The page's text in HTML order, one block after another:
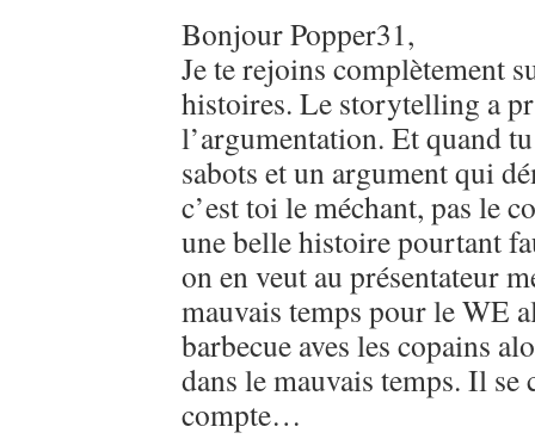
Bonjour Popper31,
Je te rejoins complètement
histoires. Le storytelling a
l’argumentation. Et quand
sabots et un argument qui
c’est toi le méchant, pas le
une belle histoire pourtant
on en veut au présentateur
mauvais temps pour le WE
barbecue aves les copains
dans le mauvais temps. Il se
compte…